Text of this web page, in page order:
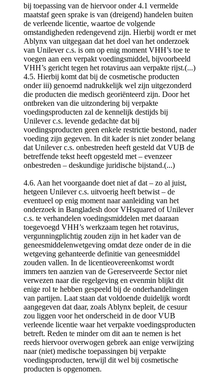
bij toepassing van de hiervoor onder 4.1 vermelde
maatstaf geen sprake is van (dreigend) handelen buiten
de verleende licentie, waartoe de volgende
omstandigheden redengevend zijn. Hierbij wordt er met
Ablynx van uitgegaan dat het doel van het onderzoek
van Unilever c.s. is om op enig moment VHH’s toe te
voegen aan een verpakt voedingsmiddel, bijvoorbeeld
VHH’s gericht tegen het rotavirus aan verpakte rijst.(...)
4.5. Hierbij komt dat bij de cosmetische producten
onder iii) genoemd nadrukkelijk wel zijn uitgezonderd
die producten die medisch georiënteerd zijn. Door het
ontbreken van die uitzondering bij verpakte
voedingsproducten zal de kennelijk destijds bij
Unilever c.s. levende gedachte dat bij
voedingsproducten geen enkele restrictie bestond, nader
voeding zijn gegeven. In dit kader is niet zonder belang
dat Unilever c.s. onbestreden heeft gesteld dat VUB de
betreffende tekst heeft opgesteld met – evenzeer
onbestreden – deskundige juridische bijstand.(...)
4.6. Aan het voorgaande doet niet af dat – zo al juist,
hetgeen Unilever c.s. uitvoerig heeft betwist – de
eventueel op enig moment naar aanleiding van het
onderzoek in Bangladesh door VHsquared of Unilever
c.s. te verhandelen voedingsmiddelen met daaraan
toegevoegd VHH’s werkzaam tegen het rotavirus,
vergunningplichtig zouden zijn in het kader van de
geneesmiddelenwetgeving omdat deze onder de in die
wetgeving gehanteerde definitie van geneesmiddel
zouden vallen. In de licentieovereenkomst wordt
immers ten aanzien van de Gereserveerde Sector niet
verwezen naar die regelgeving en evenmin blijkt dit
enige rol te hebben gespeeld bij de onderhandelingen
van partijen. Laat staan dat voldoende duidelijk wordt
aangegeven dat daar, zoals Ablynx bepleit, de cesuur
zou liggen voor het onderscheid in de door VUB
verleende licentie waar het verpakte voedingsproducten
betreft. Reden te minder om dit aan te nemen is het
reeds hiervoor overwogen gebrek aan enige verwijzing
naar (niet) medische toepassingen bij verpakte
voedingsproducten, terwijl dit wel bij cosmetische
producten is opgenomen.